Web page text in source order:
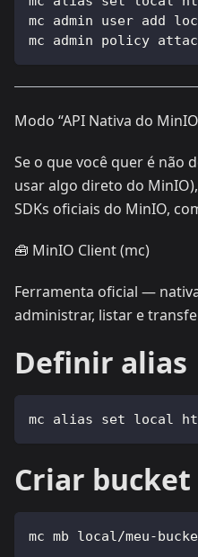
mc admin user add
mc admin policy
Modo “API Nativa do
Se o que você quer é não
usar algo direto do
SDKs oficiais do MinIO,
🧰 MinIO Client (mc)
Ferramenta oficial —
administrar, listar e
Definir alias
mc alias set local
Criar bucket
mc mb local/meu-